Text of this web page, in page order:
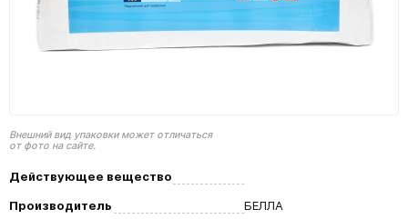
Внешний вид упаковки может отличаться
от фото на сайте.
Действующее вещество
Производитель
БЕЛЛА